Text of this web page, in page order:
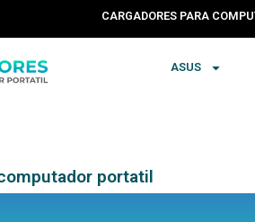
CARGADORES PARA
ASUS
portatil